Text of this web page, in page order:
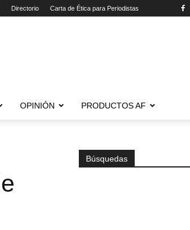
Directorio Carta de Ética para Periodistas
OPINIÓN PRODUCTOS AF
Búsquedas